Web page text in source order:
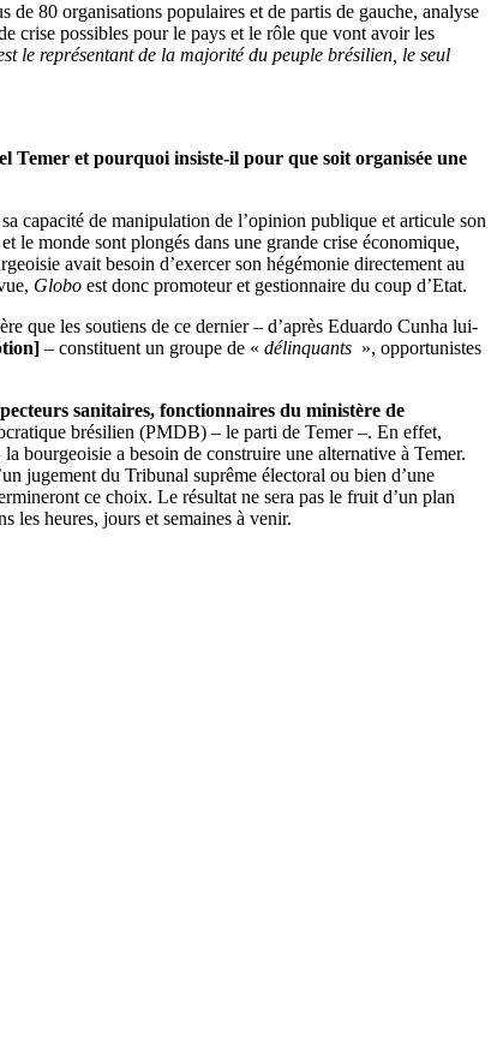
de 80 organisations populaires et de partis de gauche, analyse
crise possibles pour le pays et le rôle que vont avoir les
le représentant de la majorité du peuple brésilien, le seul
et pourquoi insiste-il pour que soit organisée une
capacité de manipulation de l’opinion publique et articule son
le monde sont plongés dans une grande crise économique,
avait besoin d’exercer son hégémonie directement au
Globo est donc promoteur et gestionnaire du coup d’Etat.
que les soutiens de ce dernier – d’après Eduardo Cunha lui-
] – constituent un groupe de « délinquants », opportunistes
sanitaires, fonctionnaires du ministère de
brésilien (PMDB) – le parti de Temer –. En effet,
bourgeoisie a besoin de construire une alternative à Temer.
jugement du Tribunal suprême électoral ou bien d’une
ce choix. Le résultat ne sera pas le fruit d’un plan
les heures, jours et semaines à venir.